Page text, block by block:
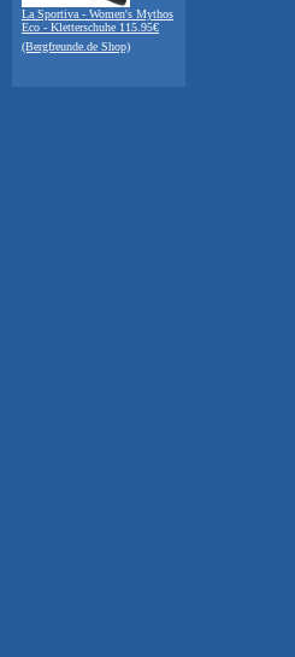
La Sportiva - Women's Mythos
Eco - Kletterschuhe 115.95€
(Bergfreunde.de Shop)